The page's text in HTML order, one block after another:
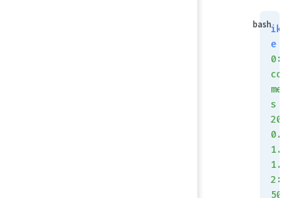
ik
e
0:
co
me
s
20
0.
1.
1.
2:
50